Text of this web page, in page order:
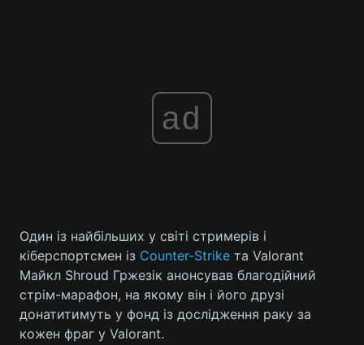
Головна Війна
Україна
ad
Один із найбільших у світі стримерів і
кіберспортсмен із Counter-Strike та Valorant
Майкл Shroud Гржезік анонсував благодійний
стрім-марафон, на якому він і його друзі
донатитимуть у фонд із дослідження раку за
кожен фраг у Valorant.